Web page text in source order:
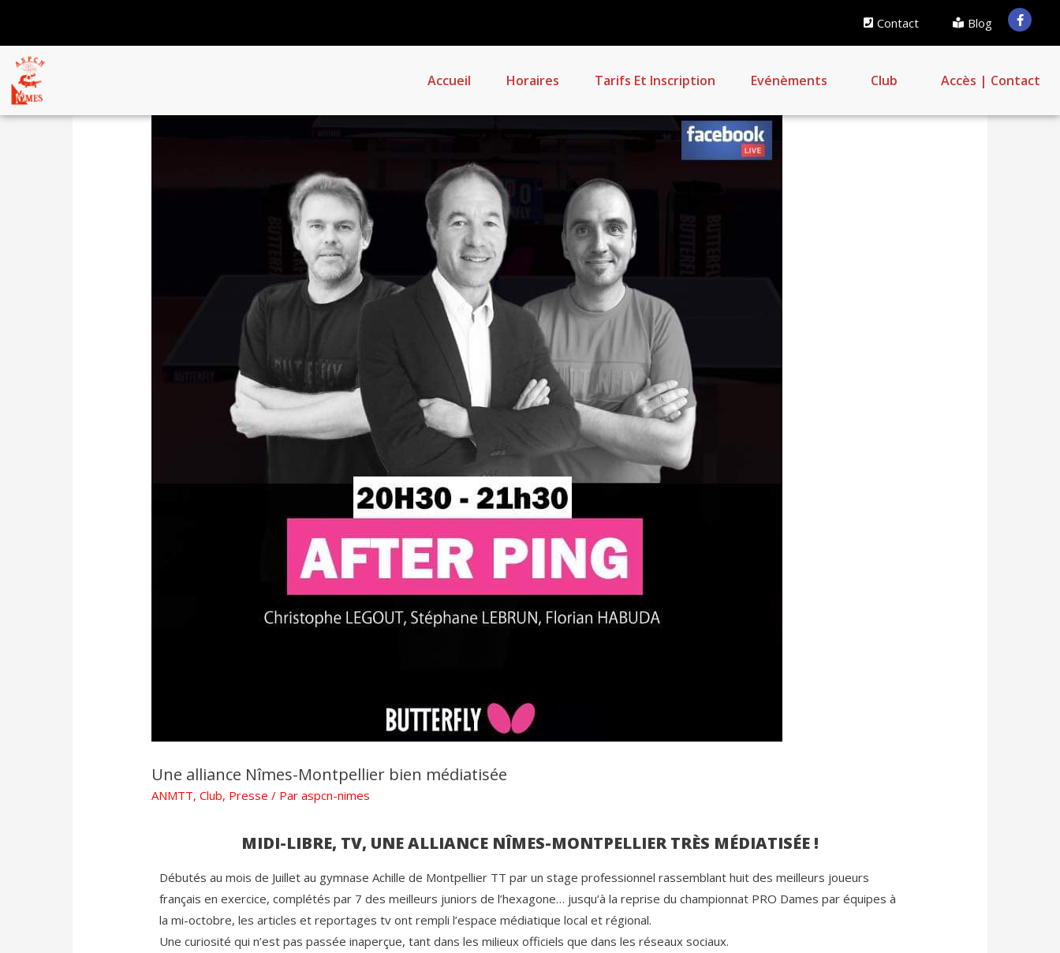
Contact Blog
Accueil Horaires Tarifs Et Inscription Evénèments Club Accès | Contact
Une alliance Nîmes-Montpellier bien médiatisée
ANMTT,Club, Presse / Paraspcn-nimes
MIDI-LIBRE, TV, UNE ALLIANCE NÎMES-MONTPELLIER TRÈS MÉDIATISÉE !
Débutés au mois de Juillet au gymnase Achille de Montpellier TT par un stage professionnel rassemblant huit des meilleurs joueurs
français en exercice, complétés par 7 des meilleurs juniors de l’hexagone… jusqu’à la reprise du championnat PRO Dames par équipes à
la mi-octobre, les articles et reportages tv ont rempli l’espace médiatique local et régional.
Une curiosité qui n’est pas passée inaperçue, tant dans les milieux officiels que dans les réseaux sociaux.